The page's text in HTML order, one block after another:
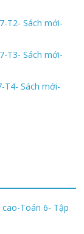
T2- Sách mới-
T3- Sách mới-
T4- Sách mới-
Toán 6- Tập